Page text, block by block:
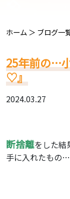
ホーム ＞ ブログ一
25年前の…
♡』
2024.03.27
断捨離をした結
手に入れたもの…